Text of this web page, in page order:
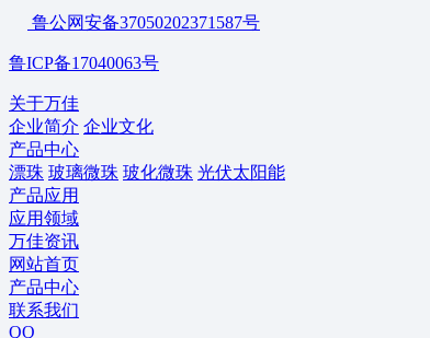
鲁公网安备37050202371587号
鲁ICP备17040063号
关于万佳
企业简介 企业文化
产品中心
漂珠 玻璃微珠 玻化微珠 光伏太阳能
产品应用
应用领域
万佳资讯
网站首页
产品中心
联系我们
QQ